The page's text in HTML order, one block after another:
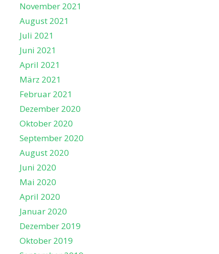
November 2021
August 2021
Juli 2021
Juni 2021
April 2021
März 2021
Februar 2021
Dezember 2020
Oktober 2020
September 2020
August 2020
Juni 2020
Mai 2020
April 2020
Januar 2020
Dezember 2019
Oktober 2019